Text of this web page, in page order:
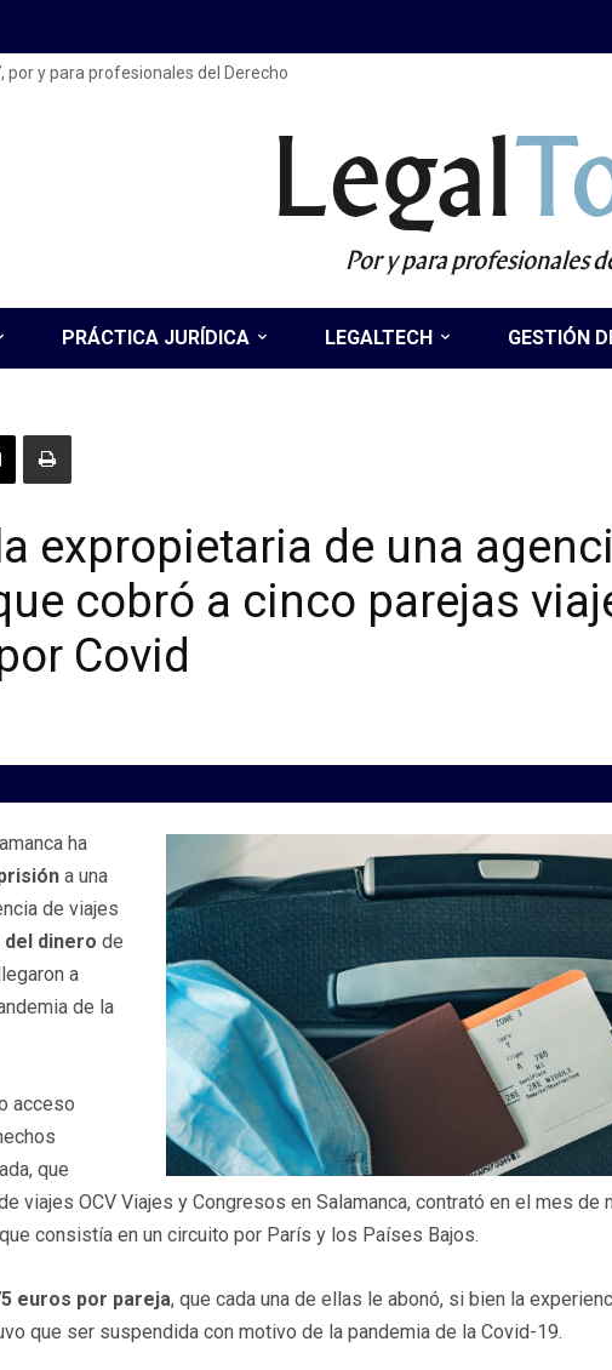
por y para profesionales del Derecho
Legal
Por y para profesionales
PRÁCTICA JURÍDICA LEGALTECH GESTIÓN
expropietaria de una
cobró a cinco parejas
Covid
ha
a una
de viajes
dinero de
a
de la
acceso
que
viajes OCV Viajes y Congresos en Salamanca, contrató en el mes de
consistía en un circuito por París y los Países Bajos.
euros por pareja, que cada una de ellas le abonó, si bien la
que ser suspendida con motivo de la pandemia de la Covid-19.